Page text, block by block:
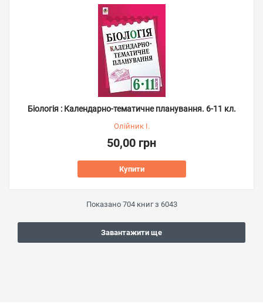
Біологія : Календарно-тематичне планування. 6-11 кл.
Олійник І.
50,00 грн
Купити
Показано 704книг з 6043
Завантажити ще